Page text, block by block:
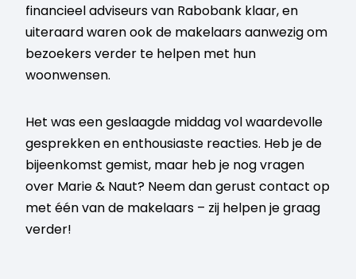
financieel adviseurs van Rabobank klaar, en
uiteraard waren ook de makelaars aanwezig om
bezoekers verder te helpen met hun
woonwensen.
Het was een geslaagde middag vol waardevolle
gesprekken en enthousiaste reacties. Heb je de
bijeenkomst gemist, maar heb je nog vragen
over Marie & Naut? Neem dan gerust contact op
met één van de makelaars – zij helpen je graag
verder!